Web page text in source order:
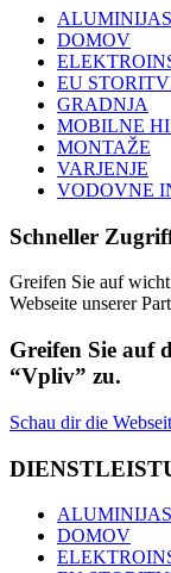
DOMOV
EU
GRADNJA
MOBILNE
MONTAŽE
VARJENJE
VODOVNE
Schneller
Greifen Sie auf
Webseite unserer
Greifen Sie auf
“Vpliv” zu.
Schau dir die
DOMOV